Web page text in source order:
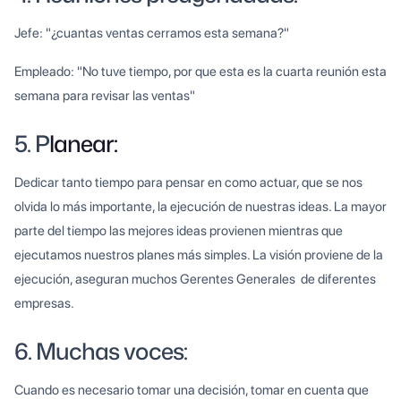
Jefe: "¿cuantas ventas cerramos esta semana?"
Empleado: "No tuve tiempo, por que esta es la cuarta reunión esta
semana para revisar las ventas"
5. Planear:
Dedicar tanto tiempo para pensar en como actuar, que se nos
olvida lo más importante, la ejecución de nuestras ideas. La mayor
parte del tiempo las mejores ideas provienen mientras que
ejecutamos nuestros planes más simples. La visión proviene de la
ejecución, aseguran muchos Gerentes Generales de diferentes
empresas.
6. Muchas voces:
Cuando es necesario tomar una decisión, tomar en cuenta que